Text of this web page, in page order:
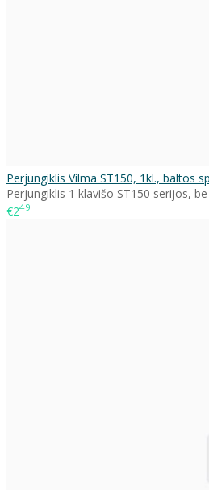
Perjungiklis Vilma ST150, 1kl., baltos
Perjungiklis 1 klavišo ST150 serijos,
€249